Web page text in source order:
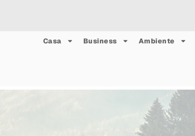
Casa Business Ambiente